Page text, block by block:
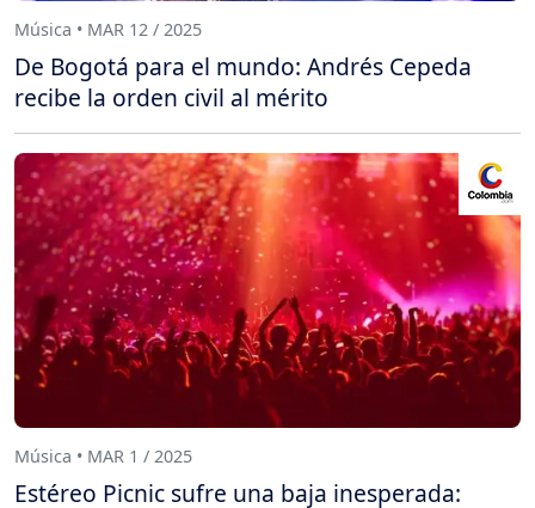
Música • MAR 12 / 2025
De Bogotá para el mundo: Andrés Cepeda
recibe la orden civil al mérito
Música • MAR 1 / 2025
Estéreo Picnic sufre una baja inesperada: